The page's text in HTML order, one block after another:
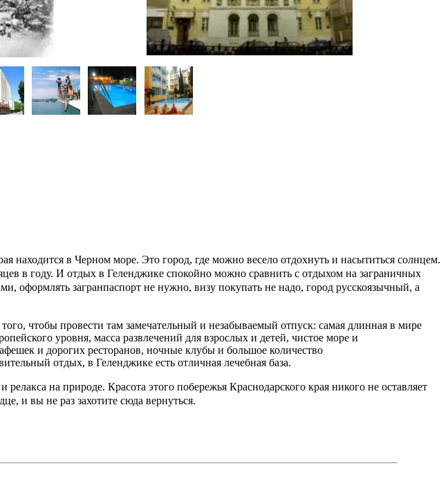
находится в Черном море. Это город, где можно весело отдохнуть и насытиться солнцем.
в году. И отдых в Геленджике спокойно можно сравнить с отдыхом на заграничных
оформлять загранпаспорт не нужно, визу покупать не надо, город русскоязычный, а
чтобы провести там замечательный и незабываемый отпуск: самая длинная в мире
уровня, масса развлечений для взрослых и детей, чистое море и
и дорогих ресторанов, ночные клубы и большое количество
отдых, в Геленджике есть отличная лечебная база.
на природе. Красота этого побережья Краснодарского края никого не оставляет
и вы не раз захотите сюда вернуться.